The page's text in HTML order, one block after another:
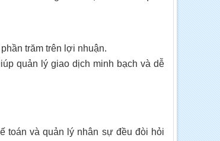
trăm trên lợi nhuận.
quản lý giao dịch minh bạch và dễ
toán và quản lý nhân sự đều đòi hỏi